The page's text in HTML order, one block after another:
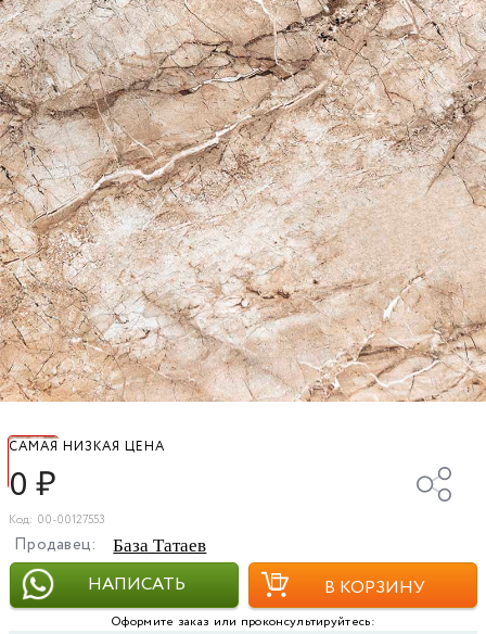
САМАЯ НИЗКАЯ ЦЕНА
0₽
Код: 00-00127553
Продавец: База Татаев
НАПИСАТЬ В КОРЗИНУ
Оформите заказ или проконсультируйтесь: